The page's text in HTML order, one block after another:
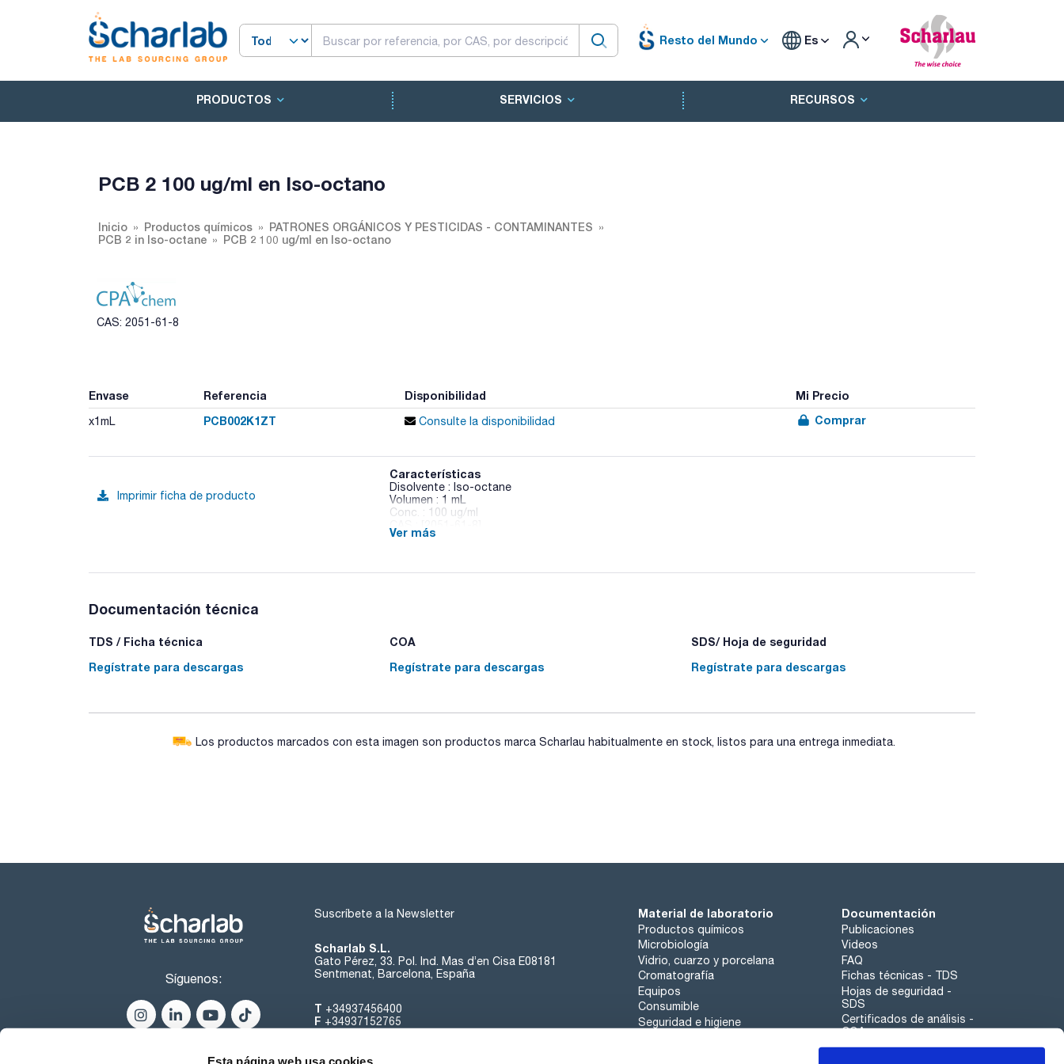
Esta página web usa cookies
Resto del Mundo Es
PRODUCTOS SERVICIOS RECURSOS
PCB 2 100 ug/ml en Iso-octano
Inicio Productos químicos
PATRONES ORGÁNICOS Y PESTICIDAS - CONTAMINANTES
PCB 2 in Iso-octane
PCB 2 100 ug/ml en Iso-octano
CAS: 2051-61-8
Envase Referencia Disponibilidad Mi Precio
x1mL PCB002K1ZT Consulte la disponibilidad Comprar
Imprimir ficha de producto
Características
Disolvente : Iso-octane
Volumen : 1 mL
Conc. : 100 ug/ml
Ver más
Documentación técnica
TDS / Ficha técnica
Regístrate para descargas
COA
Regístrate para descargas
SDS/ Hoja de seguridad
Regístrate para descargas
Los productos marcados con esta imagen son productos marca Scharlau habitualmente en stock, listos para una entrega inmediata.
Síguenos:
Suscríbete a la Newsletter
Scharlab S.L.
Gato Pérez, 33. Pol. Ind. Mas d’en Cisa E08181
Sentmenat, Barcelona, España
T +34937456400
F +34937152765
Material de laboratorio
Productos químicos
Microbiología
Vidrio, cuarzo y porcelana
Cromatografía
Equipos
Consumible
Seguridad e higiene
Documentación
Publicaciones
Videos
FAQ
Fichas técnicas - TDS
Hojas de seguridad -
SDS
Certificados de análisis -
COA
Aplicaciones